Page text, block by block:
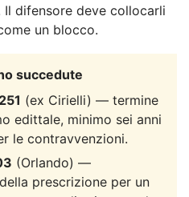
Il difensore deve collocarli
un blocco.
succedute
(ex Cirielli) — termine
edittale, minimo sei anni
le contravvenzioni.
(Orlando) —
prescrizione per un